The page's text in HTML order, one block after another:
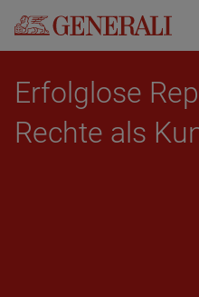
Er­folg­lo­se
Rech­te als